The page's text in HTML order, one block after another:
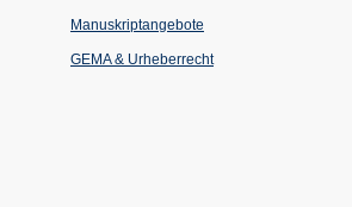
einem
Tab)
Manuskriptangebote
GEMA & Urheberrecht